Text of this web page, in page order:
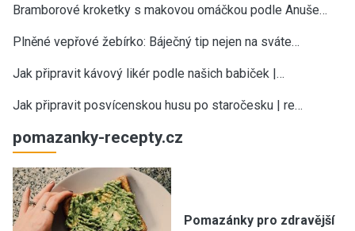
Bramborové kroketky s makovou omáčkou podle Anuše…
Plněné vepřové žebírko: Báječný tip nejen na sváte…
Jak připravit kávový likér podle našich babiček |…
Jak připravit posvícenskou husu po staročesku | re…
pomazanky-recepty.cz
Pomazánky pro zdravější